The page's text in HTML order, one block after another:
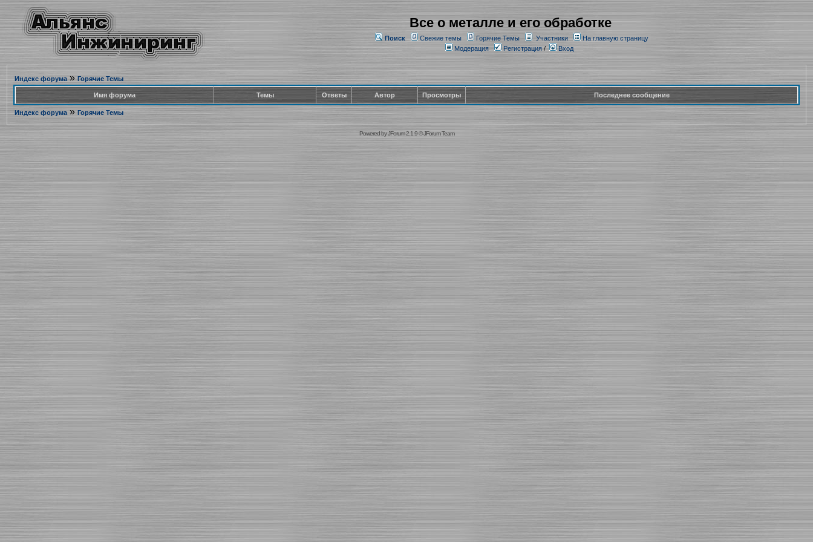
Все о металле и его обработке
Поиск Свежие темы Горячие Темы Участники
На главную страницу
Модерация
Регистрация/ Вход
Индекс форума» Горячие Темы
Имя форума Темы Ответы Автор Просмотры Последнее сообщение
Индекс форума» Горячие Темы
Powered byJForum 2.1.9©JForum Team